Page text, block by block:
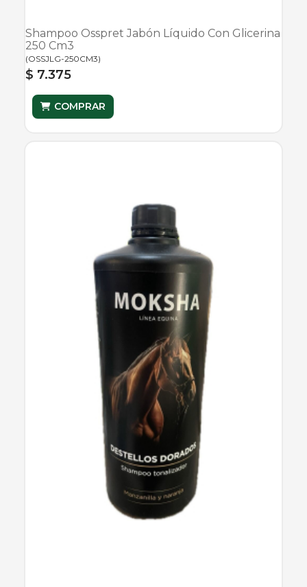
Shampoo Osspret Jabón Líquido Con Glicerina
250 Cm3
(OSSJLG-250CM3)
$ 7.375
COMPRAR